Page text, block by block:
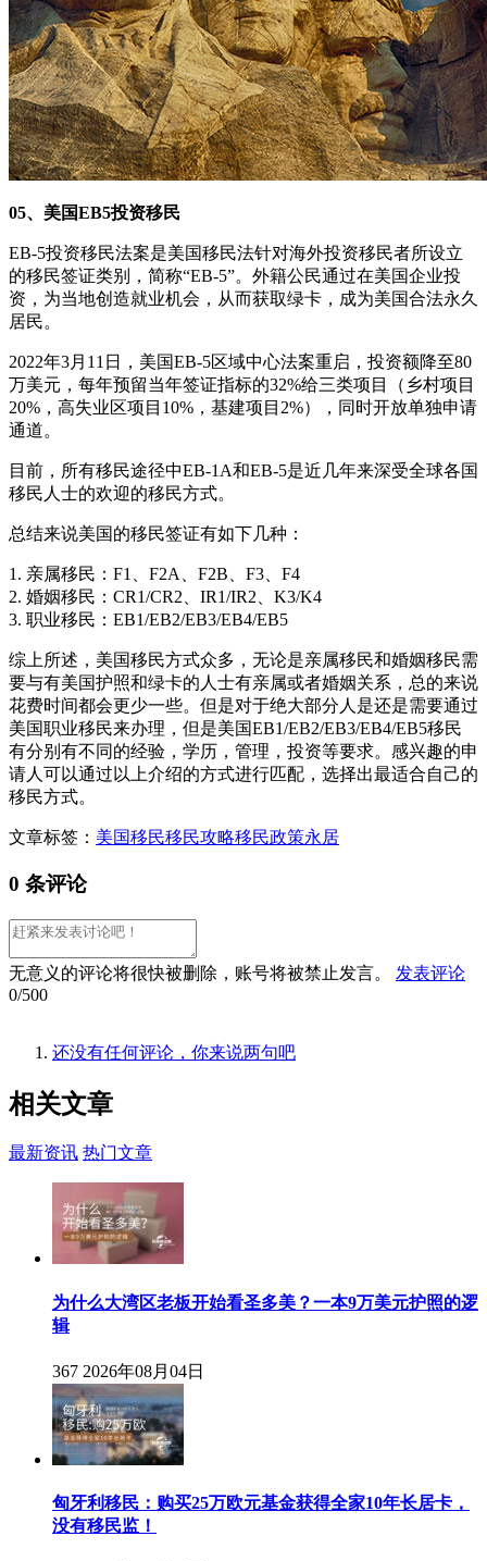
05、美国EB5投资移民
EB-5投资移民法案是美国移民法针对海外投资移民者所设立
的移民签证类别，简称“EB-5”。外籍公民通过在美国企业投
资，为当地创造就业机会，从而获取绿卡，成为美国合法永久
居民。
2022年3月11日，美国EB-5区域中心法案重启，投资额降至80
万美元，每年预留当年签证指标的32%给三类项目（乡村项目
20%，高失业区项目10%，基建项目2%），同时开放单独申请
通道。
目前，所有移民途径中EB-1A和EB-5是近几年来深受全球各国
移民人士的欢迎的移民方式。
总结来说美国的移民签证有如下几种：
1. 亲属移民：F1、F2A、F2B、F3、F4
2. 婚姻移民：CR1/CR2、IR1/IR2、K3/K4
3. 职业移民：EB1/EB2/EB3/EB4/EB5
综上所述，美国移民方式众多，无论是亲属移民和婚姻移民需
要与有美国护照和绿卡的人士有亲属或者婚姻关系，总的来说
花费时间都会更少一些。但是对于绝大部分人是还是需要通过
美国职业移民来办理，但是美国EB1/EB2/EB3/EB4/EB5移民
有分别有不同的经验，学历，管理，投资等要求。感兴趣的申
请人可以通过以上介绍的方式进行匹配，选择出最适合自己的
移民方式。
文章标签： 美国移民移民攻略移民政策永居
0 条评论
无意义的评论将很快被删除，账号将被禁止发言。
发表评论
0/500
还没有任何评论，你来说两句吧
相关文章
最新资讯 热门文章
为什么大湾区老板开始看圣多美？一本9万美元护照的逻
辑
367 2026年08月04日
匈牙利移民：购买25万欧元基金获得全家10年长居卡，
没有移民监！